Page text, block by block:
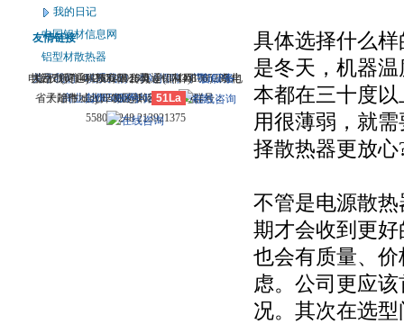
我的日记
友情链接
中国铝材信息网
铝型材散热器
具体选择什么
是冬天，机器
本都在三十度
用很薄弱，就
择散热器更放心
不管是电源散
期才会收到更
也会有质量、
虑。公司更应
况。其次在选
关于我们-联系我们-本站招聘-广告服务-
商业合作-服务内容-服务条款
电话：(0714)8765286 传真：(0714)8765285 电
子邮件：dylt2006@163.com QQ群号：
558099248 213921375
大冶市灵通科技有限公司 @ （435100）湖北
省大冶市城北开发区新冶大道
版权所有 © 2006-2026灵通铝材网鄂ICP备
12005698号-1
51La